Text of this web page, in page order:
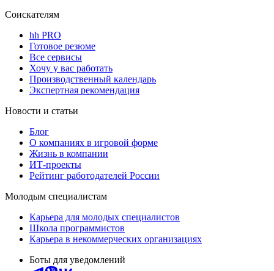
Соискателям
hh PRO
Готовое резюме
Все сервисы
Хочу у вас работать
Производственный календарь
Экспертная рекомендация
Новости и статьи
Блог
О компаниях в игровой форме
Жизнь в компании
ИТ-проекты
Рейтинг работодателей России
Молодым специалистам
Карьера для молодых специалистов
Школа программистов
Карьера в некоммерческих организациях
Боты для уведомлений